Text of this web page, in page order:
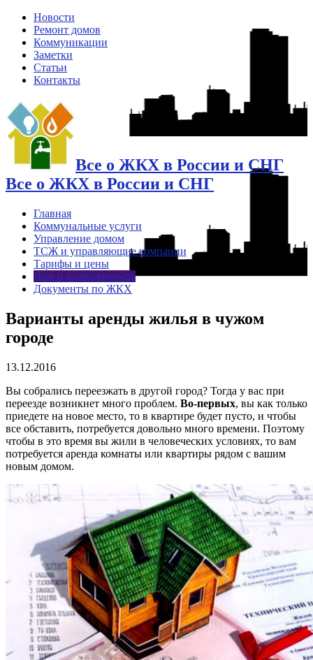
Новости
Ремонт домов
Коммуникации
Заметки
Статьи
Контакты
Все о ЖКХ в России и СНГ
Все о ЖКХ в России и СНГ
Главная
Коммунальные услуги
Управление домом
ТСЖ и управляющие компании
Тарифы и цены
Дом и недвижимость
Документы по ЖКХ
Варианты аренды жилья в чужом
городе
13.12.2016
Вы собрались переезжать в другой город? Тогда у вас при
переезде возникнет много проблем. Во-первых, вы как только
приедете на новое место, то в квартире будет пусто, и чтобы
все обставить, потребуется довольно много времени. Поэтому
чтобы в это время вы жили в человеческих условиях, то вам
потребуется аренда комнаты или квартиры рядом с вашим
новым домом.